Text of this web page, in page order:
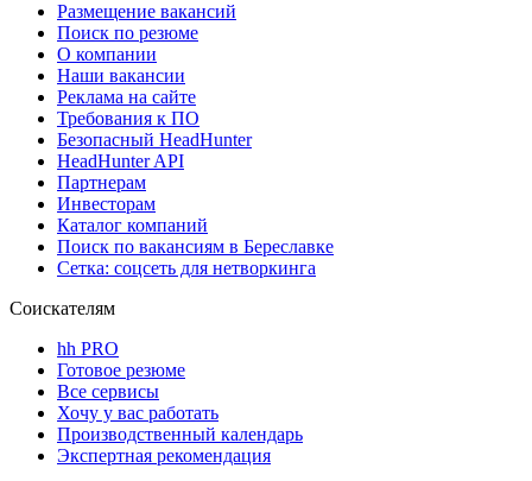
Размещение вакансий
Поиск по резюме
О компании
Наши вакансии
Реклама на сайте
Требования к ПО
Безопасный HeadHunter
HeadHunter API
Партнерам
Инвесторам
Каталог компаний
Поиск по вакансиям в Береславке
Сетка: соцсеть для нетворкинга
Соискателям
hh PRO
Готовое резюме
Все сервисы
Хочу у вас работать
Производственный календарь
Экспертная рекомендация